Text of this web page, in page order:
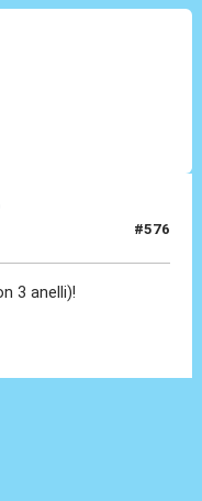
#576
3 anelli)!